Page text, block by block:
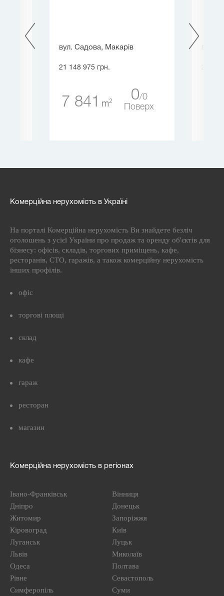
вул. Садова, Макарів
21 148 975 грн.
7 841 m2 0 0
Поверх
Комерційна нерухомість в Україні
На порталі Комерційна нерухомість Ви знайдете безліч
оголошень з усієї України про продаж та оренду об'єктів для
бізнесу: офісів, складів, торгових приміщень, кафе,
ресторанів, СТО, гаражів, а також комерційну нерухомість
інших профілів.
офіс
торгові площі
склад
кафе
гараж
ресторан
магазин
Комерційна нерухомість в регіонах
Івано-Франківськ
Вінниця
Дніпро
Донецьк
Житомир
Запоріжжя
Кіровоград
Київ
Луганськ
Луцьк
Львів
Миколаїв
Одеса
Полтава
Рівне
Севастополь
Симферопіль
Суми